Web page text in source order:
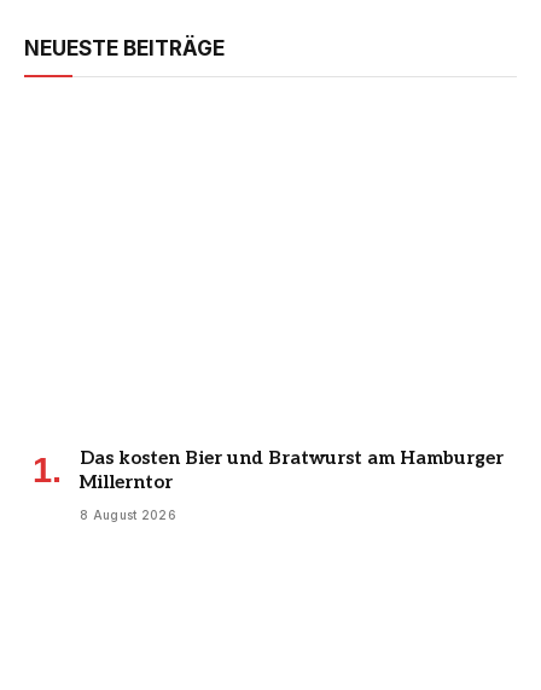
NEUESTE BEITRÄGE
Das kosten Bier und Bratwurst am Hamburger
Millerntor
8 August 2026